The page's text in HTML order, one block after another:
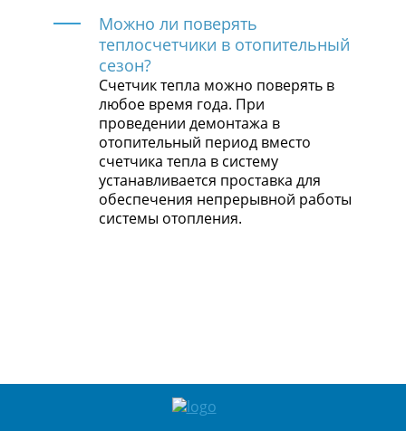
Можно ли поверять
теплосчетчики в отопительный
сезон?
Счетчик тепла можно поверять в
любое время года. При
проведении демонтажа в
отопительный период вместо
счетчика тепла в систему
устанавливается проставка для
обеспечения непрерывной работы
системы отопления.